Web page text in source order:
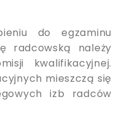
do egzaminu
radcowską należy
kwalifikacyjnej.
mieszczą się
izb radców